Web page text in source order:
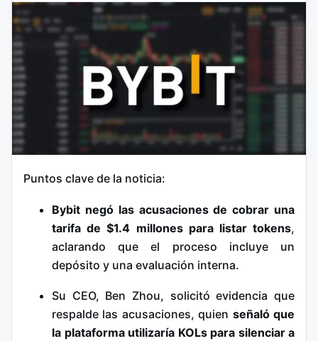
Puntos clave de la noticia:
Bybit negó las acusaciones de cobrar una
tarifa de $1.4 millones para listar tokens,
aclarando que el proceso incluye un
depósito y una evaluación interna.
Su CEO, Ben Zhou, solicitó evidencia que
respalde las acusaciones, quien señaló que
la plataforma utilizaría KOLs para silenciar a